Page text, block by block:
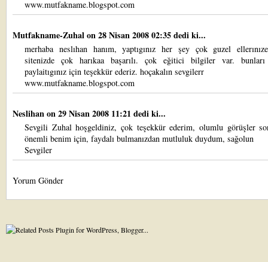
www.mutfakname.blogspot.com
Mutfakname-Zuhalon 28 Nisan 2008 02:35 dedi ki...
merhaba neslıhan hanım, yaptıgınız her şey çok guzel
sitenizde çok harıkaa başarılı. çok eğitici bilgiler var.
paylaitıgınız için teşekkür ederiz. hoçakalın sevgilerr
www.mutfakname.blogspot.com
Neslihanon 29 Nisan 2008 11:21 dedi ki...
Sevgili Zuhal hoşgeldiniz, çok teşekkür ederim, olumlu görüşler
önemli benim için, faydalı bulmanızdan mutluluk duydum, sağolun
Sevgiler
Yorum Gönder